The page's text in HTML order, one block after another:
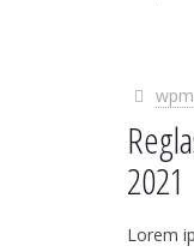
2021
Lorem